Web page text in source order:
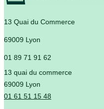
13 Quai du Commerce
69009 Lyon
01 89 71 91 62
13 quai du commerce
69009 Lyon
01 61 51 15 48